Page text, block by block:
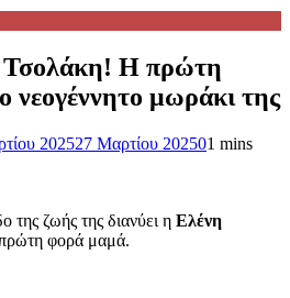
Τσολάκη! Η πρώτη
νεογέννητο μωράκι της
202527 Μαρτίου 202501 mins
της ζωής της διανύει η Ελένη
πρώτη φορά μαμά.